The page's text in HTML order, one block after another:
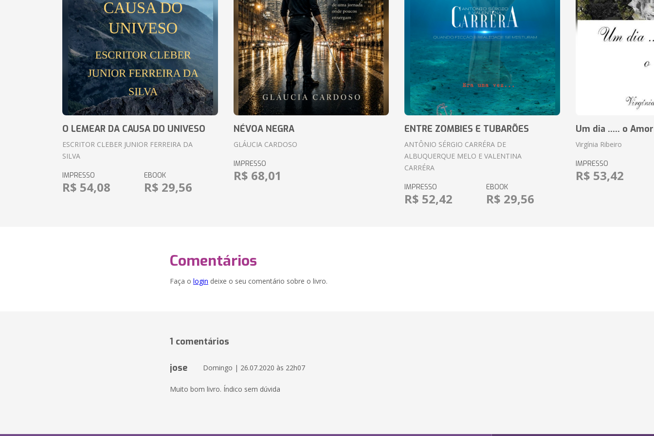
O LEMEAR DA CAUSA DO UNIVESO
ESCRITOR CLEBER JUNIOR FERREIRA DA
SILVA
IMPRESSO
R$ 54,08
EBOOK
R$ 29,56
NÉVOA NEGRA
GLÁUCIA CARDOSO
IMPRESSO
R$ 68,01
ENTRE ZOMBIES E TUBARÕES
ANTÔNIO SÉRGIO CARRÉRA DE
ALBUQUERQUE MELO E VALENTINA
CARRÉRA
IMPRESSO
R$ 52,42
EBOOK
R$ 29,56
Um dia ..... o Amor
Virgínia Ribeiro
IMPRESSO
R$ 53,42
Comentários
Faça o login deixe o seu comentário sobre o livro.
1 comentários
jose Domingo | 26.07.2020 às 22h07
Muito bom livro. Índico sem dúvida